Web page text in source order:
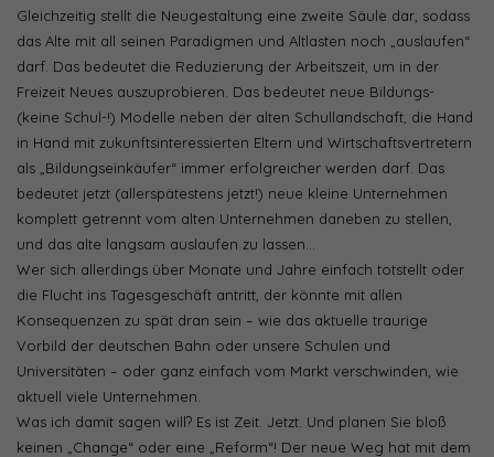
Gleichzeitig stellt die Neugestaltung eine zweite Säule dar, sodass
das Alte mit all seinen Paradigmen und Altlasten noch „auslaufen“
darf. Das bedeutet die Reduzierung der Arbeitszeit, um in der
Freizeit Neues auszuprobieren. Das bedeutet neue Bildungs-
(keine Schul-!) Modelle neben der alten Schullandschaft, die Hand
in Hand mit zukunftsinteressierten Eltern und Wirtschaftsvertretern
als „Bildungseinkäufer“ immer erfolgreicher werden darf. Das
bedeutet jetzt (allerspätestens jetzt!) neue kleine Unternehmen
komplett getrennt vom alten Unternehmen daneben zu stellen,
und das alte langsam auslaufen zu lassen…
Wer sich allerdings über Monate und Jahre einfach totstellt oder
die Flucht ins Tagesgeschäft antritt, der könnte mit allen
Konsequenzen zu spät dran sein – wie das aktuelle traurige
Vorbild der deutschen Bahn oder unsere Schulen und
Universitäten – oder ganz einfach vom Markt verschwinden, wie
aktuell viele Unternehmen.
Was ich damit sagen will? Es ist Zeit. Jetzt. Und planen Sie bloß
keinen „Change“ oder eine „Reform“! Der neue Weg hat mit dem